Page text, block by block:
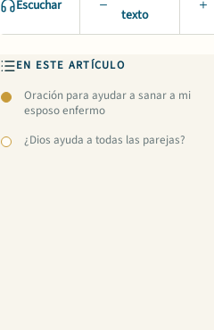
Escuchar
texto
EN ESTE ARTÍCULO
Oración para ayudar a sanar a mi
esposo enfermo
¿Dios ayuda a todas las parejas?